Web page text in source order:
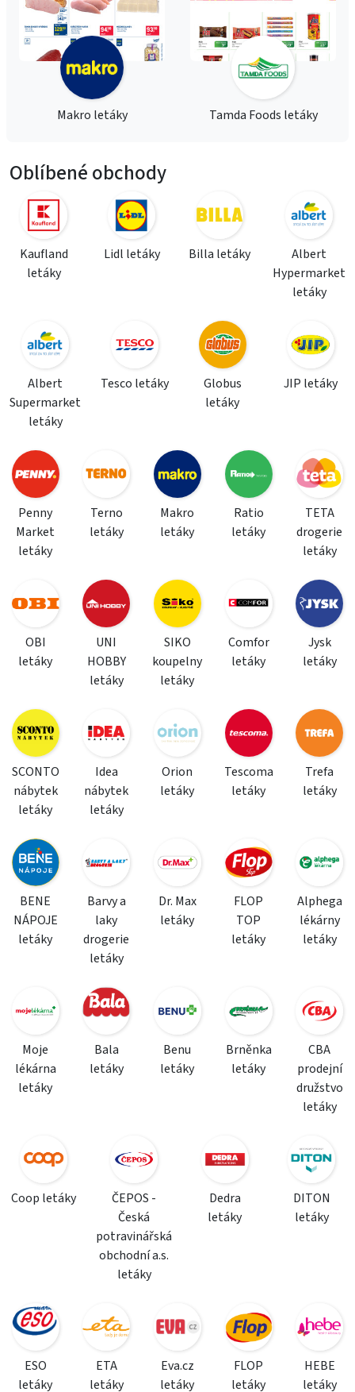
Makro letáky Tamda Foods letáky
Oblíbené obchody
Kaufland
letáky
Lidl letáky Billa letáky
Albert
Hypermarket
letáky
Albert
Supermarket
letáky
Tesco letáky
Globus
letáky
JIP letáky
Penny
Market
letáky
Terno
letáky
Makro
letáky
Ratio
letáky
TETA
drogerie
letáky
OBI
letáky
UNI
HOBBY
letáky
SIKO
koupelny
letáky
Comfor
letáky
Jysk
letáky
SCONTO
nábytek
letáky
Idea
nábytek
letáky
Orion
letáky
Tescoma
letáky
Trefa
letáky
BENE
NÁPOJE
letáky
Barvy a
laky
drogerie
letáky
Dr. Max
letáky
FLOP
TOP
letáky
Alphega
lékárny
letáky
Moje
lékárna
letáky
Bala
letáky
Benu
letáky
Brněnka
letáky
CBA
prodejní
družstvo
letáky
Coop letáky
ČEPOS -
Česká
potravinářská
obchodní a.s.
letáky
Dedra
letáky
DITON
letáky
ESO
letáky
ETA
letáky
Eva.cz
letáky
FLOP
letáky
HEBE
letáky